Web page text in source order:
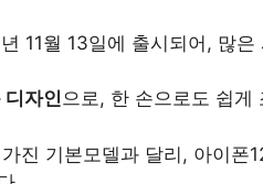
11월 13일에 출시되어, 많
디자인으로, 한 손으로도 쉽게
진 기본모델과 달리, 아이폰